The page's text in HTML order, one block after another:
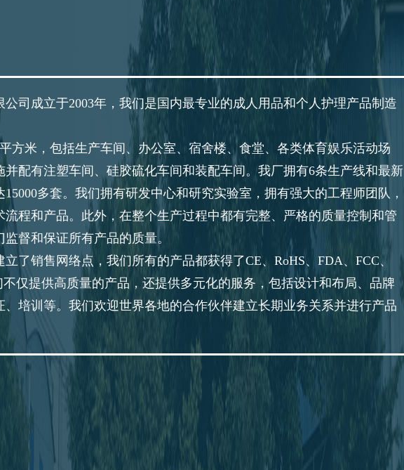
司成立于2003年，我们是国内最专业的成人用品和个人护理产品制造
方米，包括生产车间、办公室、宿舍楼、食堂、各类体育娱乐活动场
配有注塑车间、硅胶硫化车间和装配车间。我厂拥有6条生产线和最新
多套。我们拥有研发中心和研究实验室，拥有强大的工程师团队，
流程和产品。此外，在整个生产过程中都有完整、严格的质量控制和管
督和保证所有产品的质量。
了销售网络点，我们所有的产品都获得了CE、RoHS、FDA、FCC、
仅提供高质量的产品，还提供多元化的服务，包括设计和布局、品牌
培训等。我们欢迎世界各地的合作伙伴建立长期业务关系并进行产品